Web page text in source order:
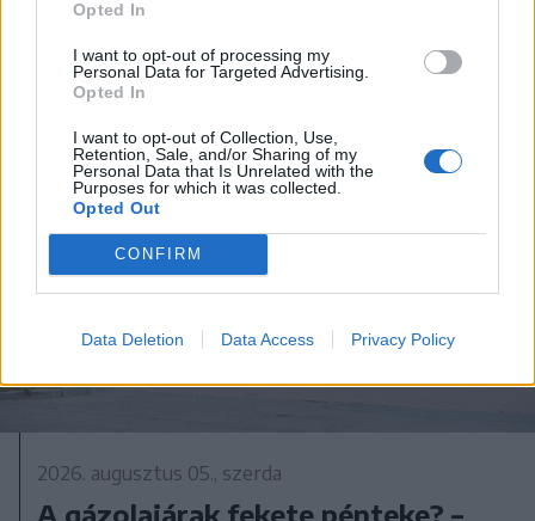
Opted In
I want to opt-out of processing my
Personal Data for Targeted Advertising.
Opted In
I want to opt-out of Collection, Use,
Retention, Sale, and/or Sharing of my
Personal Data that Is Unrelated with the
Purposes for which it was collected.
Opted Out
CONFIRM
Data Deletion Data Access Privacy Policy
A rovat további cikkei
2026. augusztus 05., szerda
A gázolajárak fekete pénteke? –